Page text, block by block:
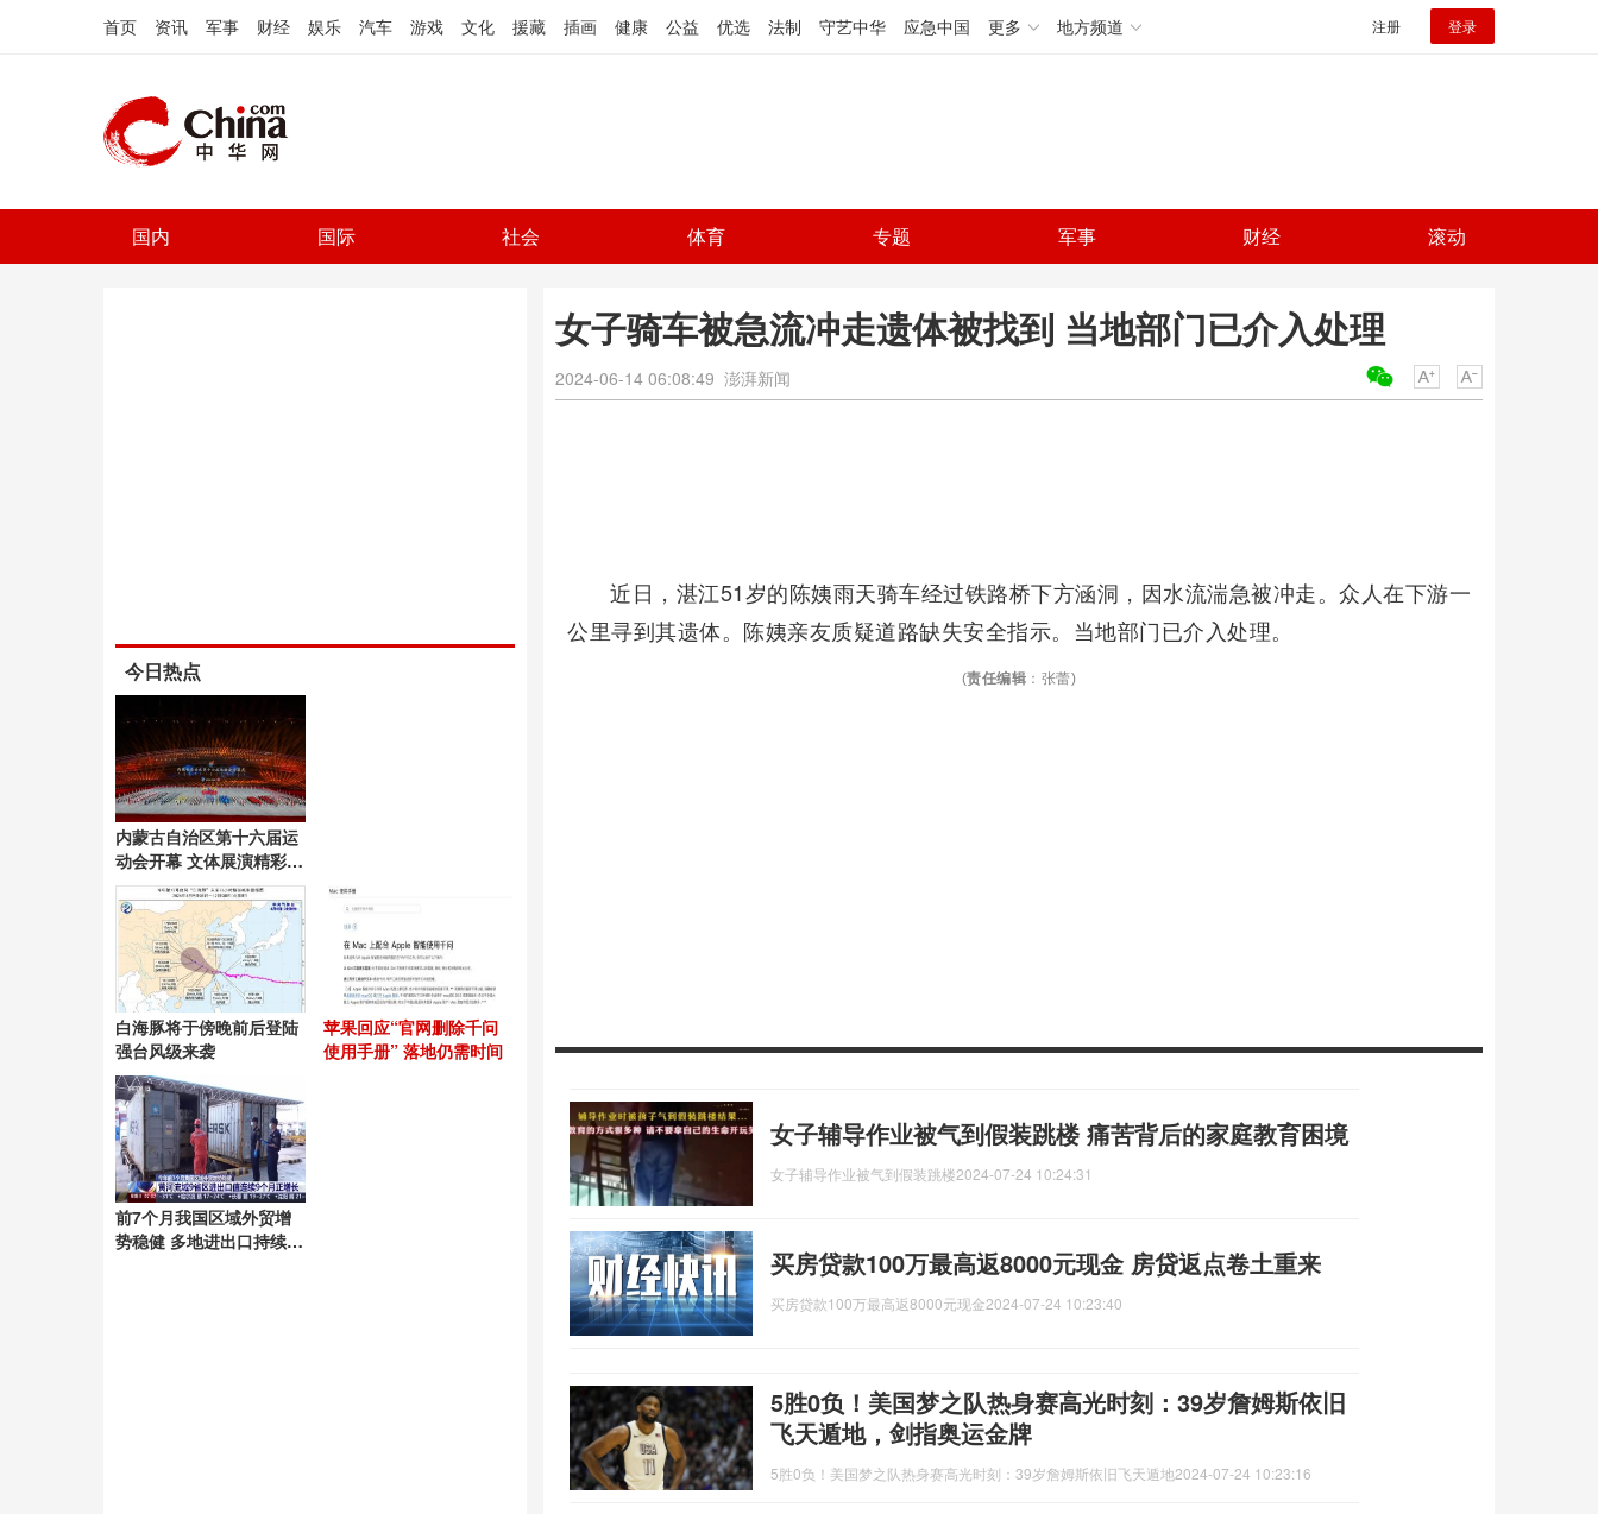
首页 资讯 军事 财经 娱乐 汽车 游戏 文化 援藏 插画 健康 公益 优选 法制 守艺中华 应急中国 更多 地方频道 注册 登录
国内 国际 社会 体育 专题 军事 财经 滚动
女子骑车被急流冲走遗体被找到 当地部门已介入处理
2024-06-14 06:08:49 澎湃新闻
近日，湛江51岁的陈姨雨天骑车经过铁路桥下方涵洞，因水流湍急被冲走。众人在下游一
公里寻到其遗体。陈姨亲友质疑道路缺失安全指示。当地部门已介入处理。
(责任编辑 ：张蕾)
女子辅导作业被气到假装跳楼 痛苦背后的家庭教育困境
女子辅导作业被气到假装跳楼2024-07-24 10:24:31
买房贷款100万最高返8000元现金 房贷返点卷土重来
买房贷款100万最高返8000元现金2024-07-24 10:23:40
5胜0负！美国梦之队热身赛高光时刻：39岁詹姆斯依旧
飞天遁地，剑指奥运金牌
5胜0负！美国梦之队热身赛高光时刻：39岁詹姆斯依旧飞天遁地2024-07-24 10:23:16
今日热点
内蒙古自治区第十六届运
动会开幕 文体展演精彩纷
呈
白海豚将于傍晚前后登陆
强台风级来袭
苹果回应“官网删除千问
使用手册” 落地仍需时间
前7个月我国区域外贸增
势稳健 多地进出口持续增